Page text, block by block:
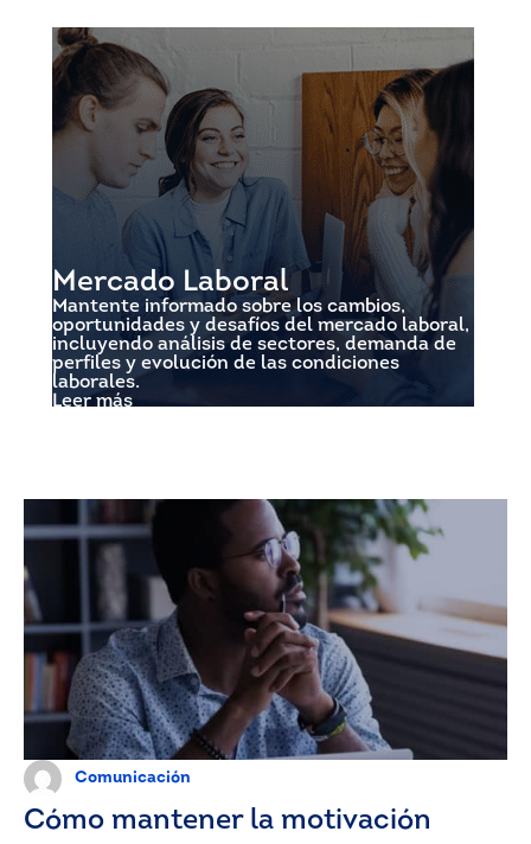
Comunicación
Cómo mantener la motivación
Mercado Laboral
Mantente informado sobre los cambios,
oportunidades y desafíos del mercado laboral,
incluyendo análisis de sectores, demanda de
perfiles y evolución de las condiciones
laborales.
Leer más